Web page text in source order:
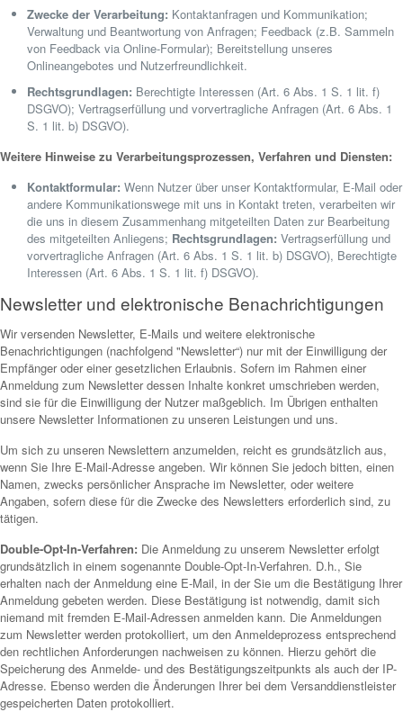
Zwecke der Verarbeitung: Kontaktanfragen und Kommunikation;
Verwaltung und Beantwortung von Anfragen; Feedback (z.B. Sammeln
von Feedback via Online-Formular); Bereitstellung unseres
Onlineangebotes und Nutzerfreundlichkeit.
Rechtsgrundlagen: Berechtigte Interessen (Art. 6 Abs. 1 S. 1 lit. f)
DSGVO); Vertragserfüllung und vorvertragliche Anfragen (Art. 6 Abs. 1
S. 1 lit. b) DSGVO).
Weitere Hinweise zu Verarbeitungsprozessen, Verfahren und Diensten:
Kontaktformular: Wenn Nutzer über unser Kontaktformular, E-Mail oder
andere Kommunikationswege mit uns in Kontakt treten, verarbeiten wir
die uns in diesem Zusammenhang mitgeteilten Daten zur Bearbeitung
des mitgeteilten Anliegens; Rechtsgrundlagen: Vertragserfüllung und
vorvertragliche Anfragen (Art. 6 Abs. 1 S. 1 lit. b) DSGVO), Berechtigte
Interessen (Art. 6 Abs. 1 S. 1 lit. f) DSGVO).
Newsletter und elektronische Benachrichtigungen
Wir versenden Newsletter, E-Mails und weitere elektronische
Benachrichtigungen (nachfolgend "Newsletter“) nur mit der Einwilligung der
Empfänger oder einer gesetzlichen Erlaubnis. Sofern im Rahmen einer
Anmeldung zum Newsletter dessen Inhalte konkret umschrieben werden,
sind sie für die Einwilligung der Nutzer maßgeblich. Im Übrigen enthalten
unsere Newsletter Informationen zu unseren Leistungen und uns.
Um sich zu unseren Newslettern anzumelden, reicht es grundsätzlich aus,
wenn Sie Ihre E-Mail-Adresse angeben. Wir können Sie jedoch bitten, einen
Namen, zwecks persönlicher Ansprache im Newsletter, oder weitere
Angaben, sofern diese für die Zwecke des Newsletters erforderlich sind, zu
tätigen.
Double-Opt-In-Verfahren: Die Anmeldung zu unserem Newsletter erfolgt
grundsätzlich in einem sogenannte Double-Opt-In-Verfahren. D.h., Sie
erhalten nach der Anmeldung eine E-Mail, in der Sie um die Bestätigung Ihrer
Anmeldung gebeten werden. Diese Bestätigung ist notwendig, damit sich
niemand mit fremden E-Mail-Adressen anmelden kann. Die Anmeldungen
zum Newsletter werden protokolliert, um den Anmeldeprozess entsprechend
den rechtlichen Anforderungen nachweisen zu können. Hierzu gehört die
Speicherung des Anmelde- und des Bestätigungszeitpunkts als auch der IP-
Adresse. Ebenso werden die Änderungen Ihrer bei dem Versanddienstleister
gespeicherten Daten protokolliert.